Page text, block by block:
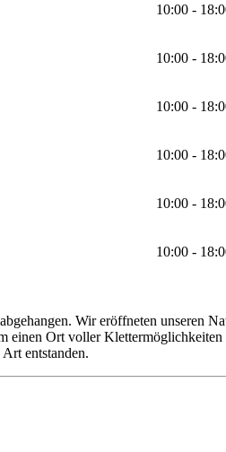
10:00 -
10:00 -
10:00 -
10:00 -
10:00 -
10:00 -
Wir eröffneten
einen Ort voller
entstanden.